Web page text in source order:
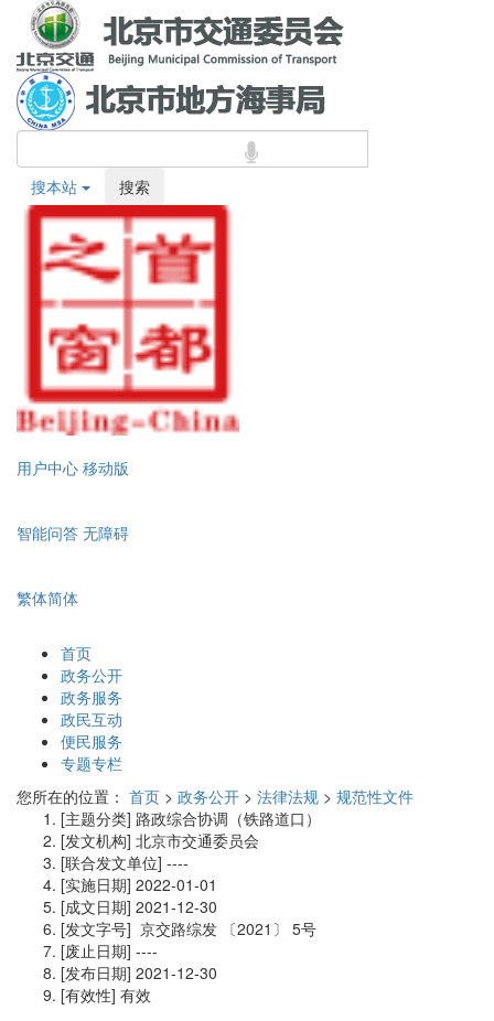
搜本站 搜索
用户中心 移动版
智能问答 无障碍
繁体简体
首页
政务公开
政务服务
政民互动
便民服务
专题专栏
您所在的位置： 首页 > 政务公开 > 法律法规 > 规范性文件
[主题分类] 路政综合协调（铁路道口）
[发文机构] 北京市交通委员会
[联合发文单位] ----
[实施日期] 2022-01-01
[成文日期] 2021-12-30
[发文字号] 京交路综发 〔2021〕 5号
[废止日期] ----
[发布日期] 2021-12-30
[有效性] 有效